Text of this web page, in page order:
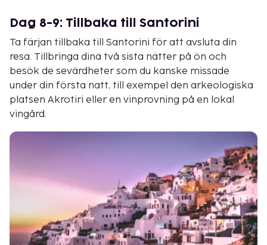
Dag 8-9: Tillbaka till Santorini
Ta färjan tillbaka till Santorini för att avsluta din
resa. Tillbringa dina två sista nätter på ön och
besök de sevärdheter som du kanske missade
under din första natt, till exempel den arkeologiska
platsen Akrotiri eller en vinprovning på en lokal
vingård.